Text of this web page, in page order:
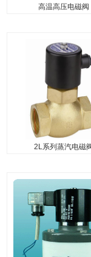
高温高压电磁阀
2L系列蒸汽电磁
聚四氟乙烯化工电